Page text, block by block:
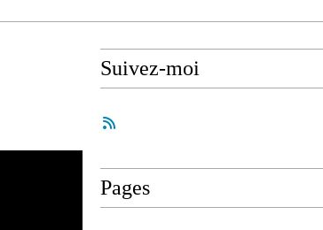
Suivez-moi
Pages